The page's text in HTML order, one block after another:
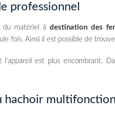
professionnel
du matériel à destination des
fois. Ainsi il est possible de
est plus encombrant.
hachoir